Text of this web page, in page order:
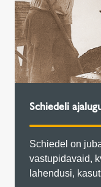
Schiedeli
Schiedel on
vastupidavaid,
lahendusi,